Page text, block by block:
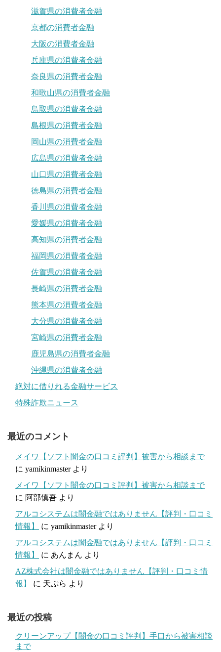
滋賀県の消費者金融
京都の消費者金融
大阪の消費者金融
兵庫県の消費者金融
奈良県の消費者金融
和歌山県の消費者金融
鳥取県の消費者金融
島根県の消費者金融
岡山県の消費者金融
広島県の消費者金融
山口県の消費者金融
徳島県の消費者金融
香川県の消費者金融
愛媛県の消費者金融
高知県の消費者金融
福岡県の消費者金融
佐賀県の消費者金融
長崎県の消費者金融
熊本県の消費者金融
大分県の消費者金融
宮崎県の消費者金融
鹿児島県の消費者金融
沖縄県の消費者金融
絶対に借りれる金融サービス
特殊詐欺ニュース
最近のコメント
メイワ【ソフト闇金の口コミ評判】被害から相談まで
に yamikinmasterより
メイワ【ソフト闇金の口コミ評判】被害から相談まで
に 阿部慎吾 より
アルコシステムは闇金融ではありません【評判・口コミ
情報】
に yamikinmasterより
アルコシステムは闇金融ではありません【評判・口コミ
情報】
に あんまん より
AZ株式会社は闇金融ではありません【評判・口コミ情
報】
に 天ぷら より
最近の投稿
クリーンアップ【闇金の口コミ評判】手口から被害相談
まで